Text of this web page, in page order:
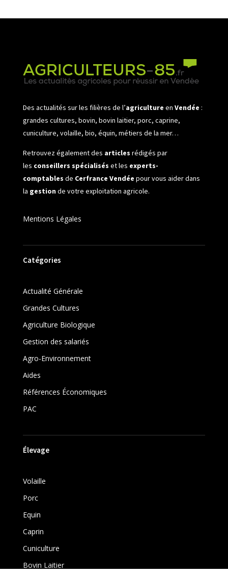
Des actualités sur les filières de l’agriculture en Vendée :
grandes cultures, bovin, bovin laitier, porc, caprine,
cuniculture, volaille, bio, équin, métiers de la mer…
Retrouvez également des articles rédigés par
les conseillers spécialisés et les experts-
comptables de Cerfrance Vendée pour vous aider dans
la gestionde votre exploitation agricole.
Mentions Légales
Catégories
Actualité Générale
Grandes Cultures
Agriculture Biologique
Gestion des salariés
Agro-Environnement
Aides
Références Économiques
PAC
Élevage
Volaille
Porc
Equin
Caprin
Cuniculture
Bovin Laitier